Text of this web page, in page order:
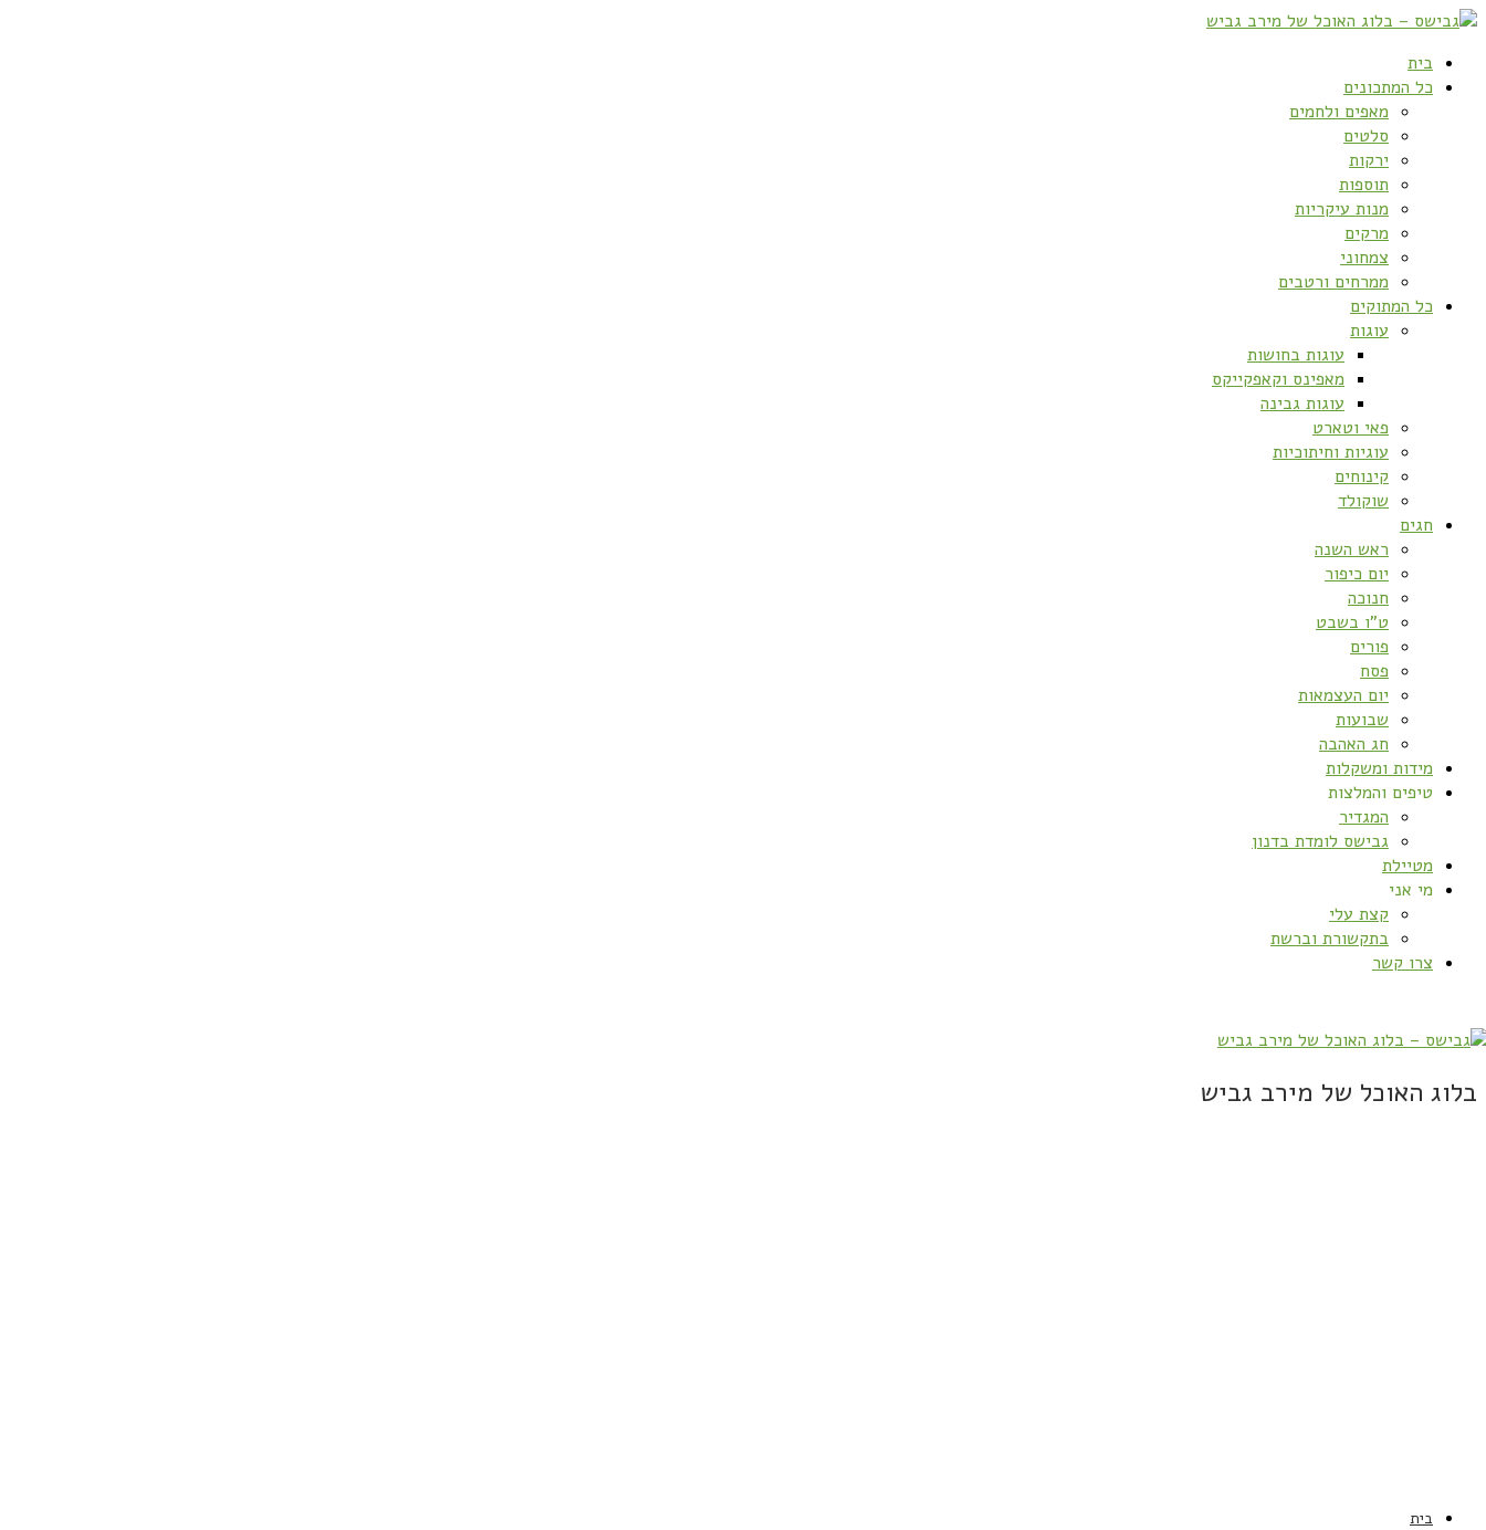
בית
כל המתכונים
מאפים ולחמים
סלטים
ירקות
תוספות
מנות עיקריות
מרקים
צמחוני
ממרחים ורטבים
כל המתוקים
עוגות
עוגות בחושות
מאפינס וקאפקייקס
עוגות גבינה
פאי וטארט
עוגיות וחיתוכיות
קינוחים
שוקולד
חגים
ראש השנה
יום כיפור
חנוכה
ט”ו בשבט
פורים
פסח
יום העצמאות
שבועות
חג האהבה
מידות ומשקלות
טיפים והמלצות
המגדיר
גבישס לומדת בדנון
מטיילת
מי אני
קצת עלי
בתקשורת וברשת
צרו קשר
בלוג האוכל של מירב גביש
בית